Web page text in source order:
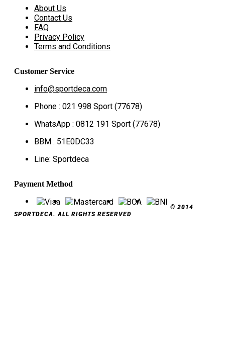
About Us
Contact Us
FAQ
Privacy Policy
Terms and Conditions
Customer Service
info@sportdeca.com
Phone : 021 998 Sport (77678)
WhatsApp : 0812 191 Sport (77678)
BBM : 51E0DC33
Line: Sportdeca
Payment Method
© 2014
SPORTDECA. ALL RIGHTS RESERVED